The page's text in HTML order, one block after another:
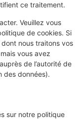
ce traitement.
Veuillez vous
de cookies. Si
nous traitons vos
vous avez
de l’autorité de
des données).
sur notre politique